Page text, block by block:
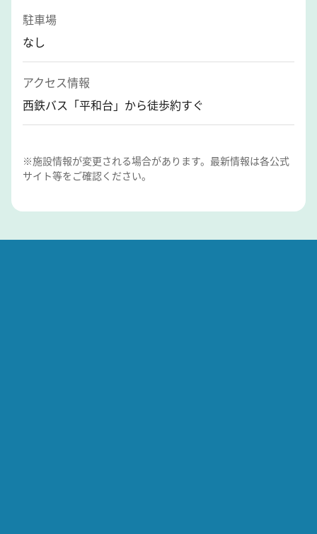
駐車場
なし
アクセス情報
西鉄バス「平和台」から徒歩約すぐ
※施設情報が変更される場合があります。最新情報は各公式
サイト等をご確認ください。